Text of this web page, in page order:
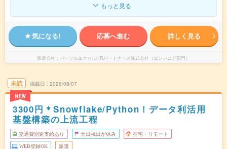
もっと見る
気になる! 応募へ進む 詳しく見る
派遣会社 パーソルエクセルHRパートナーズ株式会社（エンジニア部門）
未読
NEW
掲載日 2026/08/07
3300円＊Snowflake/Python！データ利活用
基盤構築の上流工程
交通費別途支給あり 土日祝日が休み 在宅・リモート
WEB登録OK 派遣